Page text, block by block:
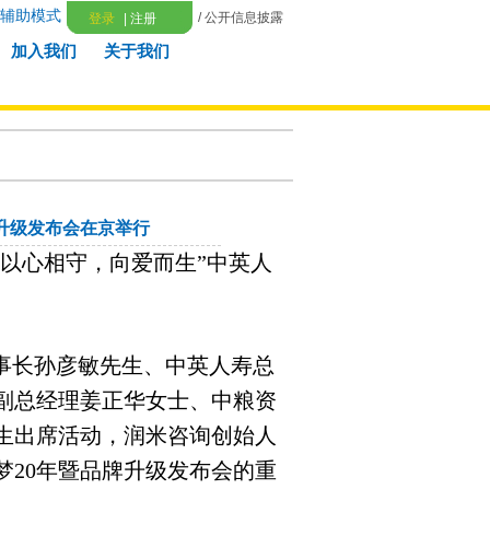
辅助模式 登录 注册 / 公开信息披露
加入我们 关于我们
级发布会在京举行
以心相守，向爱而生”中英人
孙彦敏先生、中英人寿总
总经理姜正华女士、中粮资
出席活动，润米咨询创始人
20年暨品牌升级发布会的重